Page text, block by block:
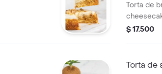
Torta de
$ 17.500
Torta de